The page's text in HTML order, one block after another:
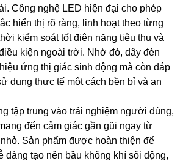
Công nghệ LED hiện đại cho phép
hiển thị rõ ràng, linh hoạt theo từng
kiểm soát tốt điện năng tiêu thụ và
kiện ngoài trời. Nhờ đó, dây đèn
ứng thị giác sinh động mà còn đáp
dụng thực tế một cách bền bỉ và an
tập trung vào trải nghiệm người dùng,
đến cảm giác gần gũi ngay từ
Sản phẩm được hoàn thiện để
dàng tạo nên bầu không khí sôi động,